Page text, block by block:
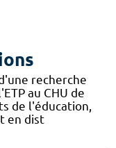
recherche
au CHU de
de l'éducation,
en dist